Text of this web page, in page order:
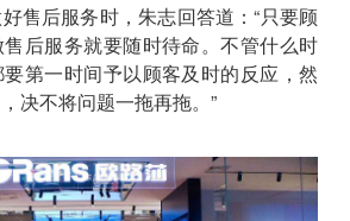
售后服务时，朱志回答道：“只要顾
后服务就要随时待命。不管什么时
第一时间予以顾客及时的反应，然
决不将问题一拖再拖。”